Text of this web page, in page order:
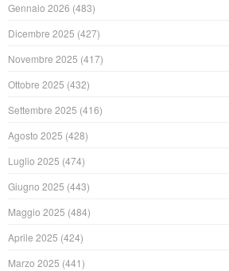
Gennaio 2026 (483)
Dicembre 2025 (427)
Novembre 2025 (417)
Ottobre 2025 (432)
Settembre 2025 (416)
Agosto 2025 (428)
Luglio 2025 (474)
Giugno 2025 (443)
Maggio 2025 (484)
Aprile 2025 (424)
Marzo 2025 (441)